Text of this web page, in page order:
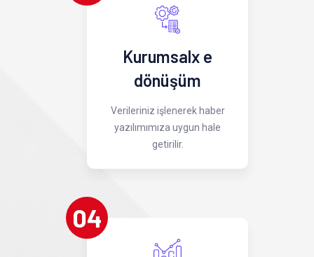
Kurumsalx e
dönüşüm
Verileriniz işlenerek haber
yazılımımıza uygun hale
getirilir.
04